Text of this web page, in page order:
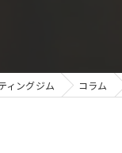
ィングジム コラム